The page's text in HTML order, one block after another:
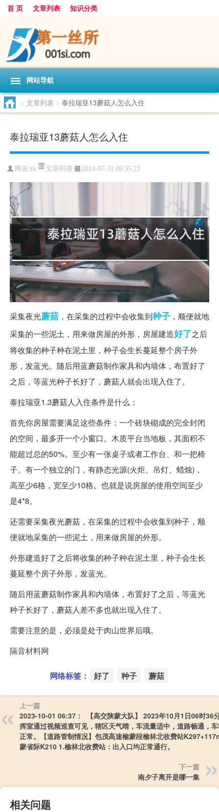
首 页 文章列表 知识分类
网站导航
> 文章列表 > 泰拉瑞亚13蘑菇人怎么入住
泰拉瑞亚13蘑菇人怎么入住
网友:tlr 文章列表 2024-07-31 09:55:23
采集夜光蘑菇 ，在采集的过程中会收集到种子 ，顺便就地
采集的一些泥土，用来做房屋的外形，房屋建造好了之后
将收集的种子种在泥土里，种子会生长蔓延整个房子外
形，发蓝光。随后用蓝蘑菇制作家具和内墙体，布置好了
之后，等蓝光种子长好了，蘑菇人就会出现入住了。
泰拉瑞亚1.3蘑菇人入住条件是什么：
首先你房屋需要满足这些条件：一个砖块砌成的完全封闭
的空间，最多开一个小窗口。木质平台当地板，其面积不
能超过总的50%。至少有一张桌子或者工作台、和一把椅
子。有一个独立的门，有静态光源(火炬、吊灯、蜡烛)，
高至少6格，宽至少10格。也就是说房屋的使用空间至少
是4*8。
还需要采集夜光蘑菇，在采集的过程中会收集到种子，顺
便就地采集的一些泥土，用来做房屋的外形。
外形建造好了之后将收集的种子种在泥土里，种子会生长
蔓延整个房子外形，发蓝光。
随后用蓝蘑菇制作家具和内墙体，布置好了之后，等蓝光
种子长好了，蘑菇人差不多也就出现入住了。
需要注意的是，必须是处于肉山世界后哦。
隔音材料网
网络标签： 好了 种子 蘑菇
上一篇
2023-10-01 06:37： 【高交陕蒙大队】 2023年10月1日06时36
挥室通过视频巡查可见，辖区天气晴，车流量适中，道路畅通，
正常。【道路管制情况】包茂高速榆蒙段榆林北收费站
蒙省际K210 1.榆林北收费站：出入口均正常通行。 ​​​
下一篇
南夕子离开是哪一集
相关问题